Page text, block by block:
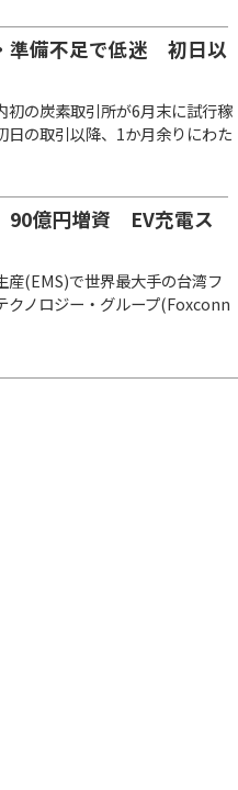
準備不足で低迷 初日以
初の炭素取引所が6月末に試行稼
日の取引以降、1か月余りにわた
90億円増資 EV充電ス
産(EMS)で世界最大手の台湾フ
クノロジー・グループ(Foxconn